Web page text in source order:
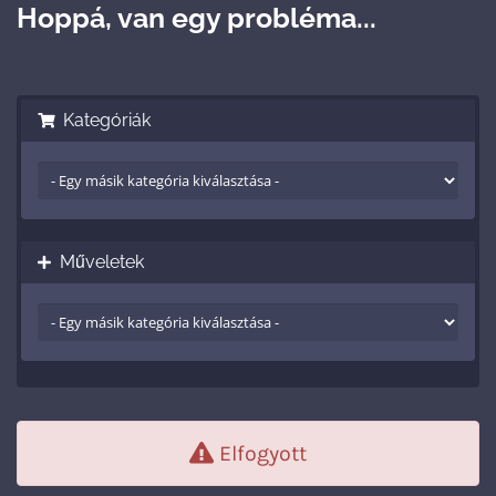
Hoppá, van egy probléma...
Kategóriák
Műveletek
Elfogyott